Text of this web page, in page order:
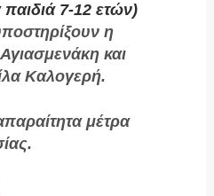
παιδιά 7-12 ετών)
η
και
Καλογερή.
μέτρα